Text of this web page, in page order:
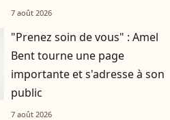
7 août 2026
"Prenez soin de vous" : Amel
Bent tourne une page
importante et s'adresse à son
public
7 août 2026